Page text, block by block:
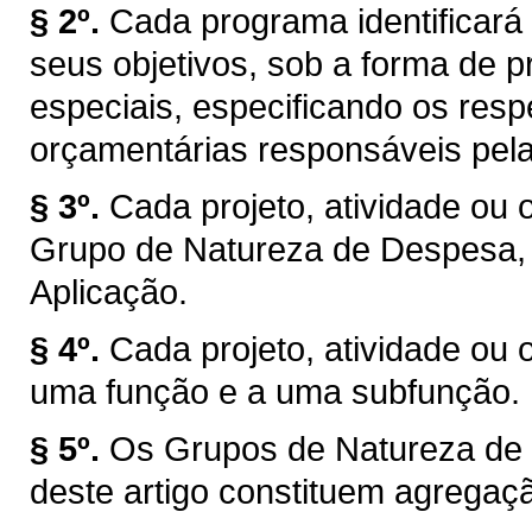
§ 2º. Cada programa
seus objetivos, sob a forma de
especiais, especificando os
orçamentárias responsáveis
§ 3º. Cada projeto, atividade ou
Grupo de Natureza de
Aplicação.
§ 4º. Cada projeto, atividade ou
uma função e a uma subfunção.
§ 5º. Os Grupos de Natureza
deste artigo constituem